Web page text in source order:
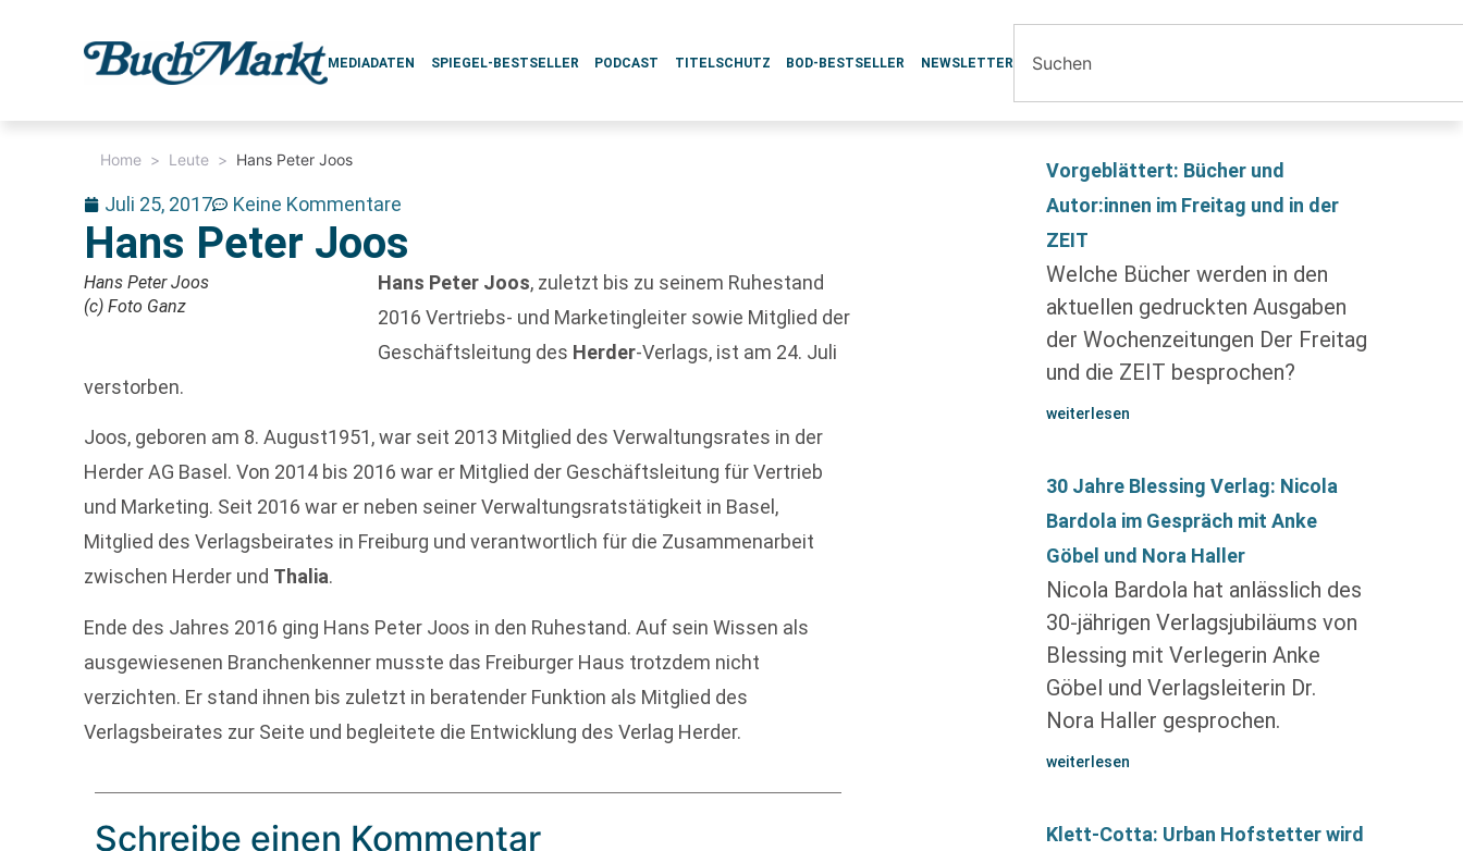
MEDIADATEN SPIEGEL-BESTSELLER PODCAST TITELSCHUTZ BOD-BESTSELLER NEWSLETTER
Home > Leute > Hans Peter Joos
Juli 25, 2017 Keine Kommentare
Hans Peter Joos
Hans Peter Joos
(c) Foto Ganz
Hans Peter Joos, zuletzt bis zu seinem Ruhestand
2016 Vertriebs- und Marketingleiter sowie Mitglied der
Geschäftsleitung des Herder-Verlags, ist am 24. Juli
verstorben.
Joos, geboren am 8. August1951, war seit 2013 Mitglied des Verwaltungsrates in der
Herder AG Basel. Von 2014 bis 2016 war er Mitglied der Geschäftsleitung für Vertrieb
und Marketing. Seit 2016 war er neben seiner Verwaltungsratstätigkeit in Basel,
Mitglied des Verlagsbeirates in Freiburg und verantwortlich für die Zusammenarbeit
zwischen Herder und Thalia.
Ende des Jahres 2016 ging Hans Peter Joos in den Ruhestand. Auf sein Wissen als
ausgewiesenen Branchenkenner musste das Freiburger Haus trotzdem nicht
verzichten. Er stand ihnen bis zuletzt in beratender Funktion als Mitglied des
Verlagsbeirates zur Seite und begleitete die Entwicklung des Verlag Herder.
Schreibe einen Kommentar
Vorgeblättert: Bücher und
Autor:innen im Freitag und in der
ZEIT
Welche Bücher werden in den
aktuellen gedruckten Ausgaben
der Wochenzeitungen Der Freitag
und die ZEIT besprochen?
weiterlesen
30 Jahre Blessing Verlag: Nicola
Bardola im Gespräch mit Anke
Göbel und Nora Haller
Nicola Bardola hat anlässlich des
30-jährigen Verlagsjubiläums von
Blessing mit Verlegerin Anke
Göbel und Verlagsleiterin Dr.
Nora Haller gesprochen.
weiterlesen
Klett-Cotta: Urban Hofstetter wird